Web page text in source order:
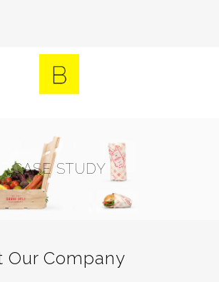
CASE STUDY
Our Company